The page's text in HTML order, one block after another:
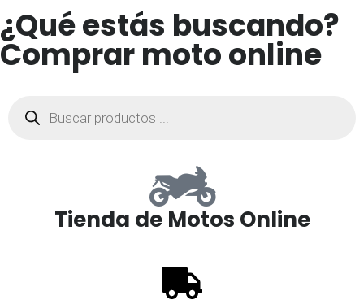
¿Qué estás buscando?
Comprar moto online
Tienda de Motos Online